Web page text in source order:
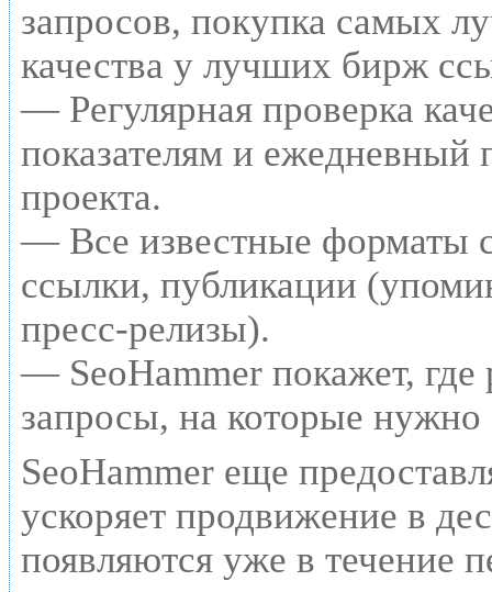
запросов, покупка самых
качества у лучших бирж
— Регулярная проверка
показателям и ежедневный
проекта.
— Все известные форматы
ссылки, публикации
пресс-релизы).
— SeoHammer покажет, где
запросы, на которые нужно
SeoHammer еще
ускоряет продвижение в
появляются уже в течение